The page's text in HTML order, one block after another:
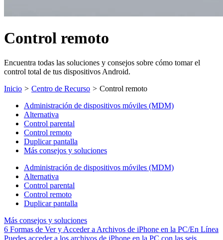
Control remoto
Encuentra todas las soluciones y consejos sobre cómo tomar el
control total de tus dispositivos Android.
Inicio > Centro de Recurso > Control remoto
Administración de dispositivos móviles (MDM)
Alternativa
Control parental
Control remoto
Duplicar pantalla
Más consejos y soluciones
Administración de dispositivos móviles (MDM)
Alternativa
Control parental
Control remoto
Duplicar pantalla
Más consejos y soluciones
6 Formas de Ver y Acceder a Archivos de iPhone en la PC/En Línea
Puedes acceder a los archivos de iPhone en la PC con las seis